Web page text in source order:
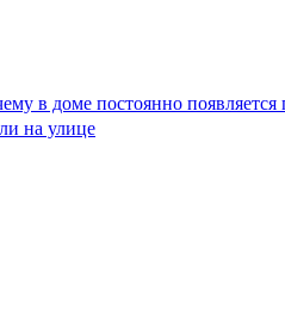
в доме постоянно
на улице